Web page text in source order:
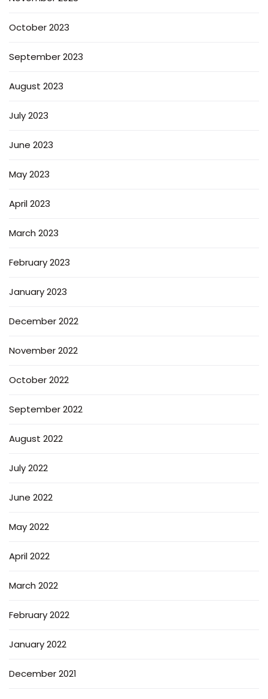
October 2023
September 2023
August 2023
July 2023
June 2023
May 2023
April 2023
March 2023
February 2023
January 2023
December 2022
November 2022
October 2022
September 2022
August 2022
July 2022
June 2022
May 2022
April 2022
March 2022
February 2022
January 2022
December 2021